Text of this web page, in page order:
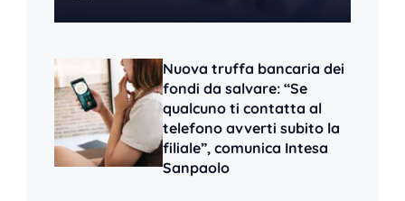
Nuova truffa bancaria dei
fondi da salvare: “Se
qualcuno ti contatta al
telefono avverti subito la
filiale”, comunica Intesa
Sanpaolo